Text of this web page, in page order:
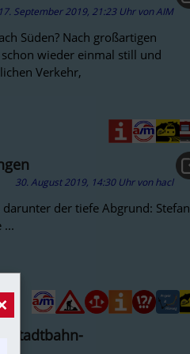
17. September 2019, 21:23 Uhr vonAIM
Süden? Nach großartigen
wieder einmal still und
Verkehr,
30. August 2019, 14:30 Uhr vonhacl
der tiefe Abgrund: Stefan
...